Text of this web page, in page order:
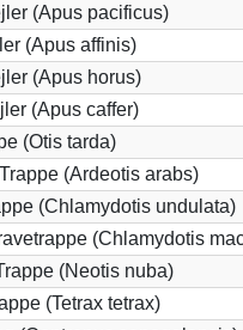
(Apus pacificus)
(Apus affinis)
(Apus horus)
(Apus caffer)
(Otis tarda)
(Ardeotis arabs)
(Chlamydotis undulata)
(Chlamydotis
(Neotis nuba)
(Tetrax tetrax)